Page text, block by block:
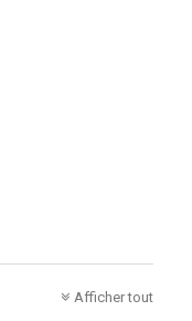
Afficher tout